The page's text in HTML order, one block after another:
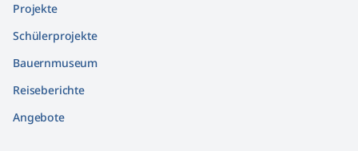
Projekte
Schülerprojekte
Bauernmuseum
Reiseberichte
Angebote